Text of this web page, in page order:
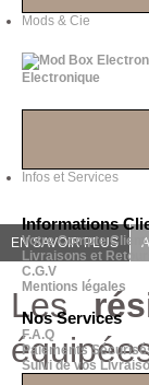
Mods & Cie
Electronique
Infos et Services
Informations
Votre Compte Client
Livraisons et Retours
C.G.V
Mentions légales
Nos Services
F.A.Q
Paiements
Suivi de vos
EN SAVOIR PLUS
Les